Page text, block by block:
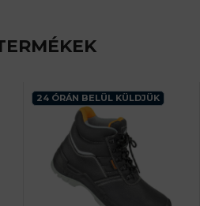
24 ÓRÁN BELÜL KÜLDJÜK